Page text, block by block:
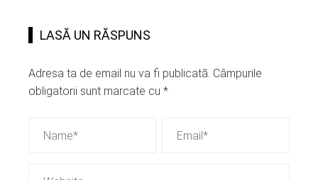
LASĂ UN RĂSPUNS
Adresa ta de email nu va fi publicată. Câmpurile
obligatorii sunt marcate cu *